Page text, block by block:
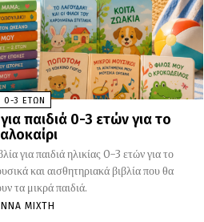
0-3 ΕΤΏΝ
παιδιά 0-3 ετών για το
για παιδιά ηλικίας 0-3 ετών για το
και αισθητηριακά βιβλία που θα
τα μικρά παιδιά.
ΜΊΧΤΗ